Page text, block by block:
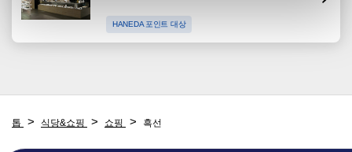
HANEDA 포인트 대상
톱 식당&쇼핑 쇼핑 흑선